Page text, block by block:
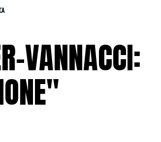
VANNACCI: